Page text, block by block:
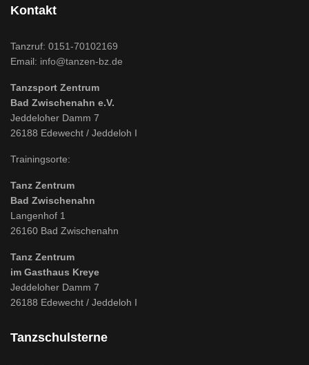
Kontakt
Tanzruf: 0151-70102169
Email: info@tanzen-bz.de
Tanzsport Zentrum
Bad Zwischenahn e.V.
Jeddeloher Damm 7
26188 Edewecht / Jeddeloh I
Trainingsorte:
Tanz Zentrum
Bad Zwischenahn
Langenhof 1
26160 Bad Zwischenahn
Tanz Zentrum
im Gasthaus Kreye
Jeddeloher Damm 7
26188 Edewecht / Jeddeloh I
Tanzschulsterne